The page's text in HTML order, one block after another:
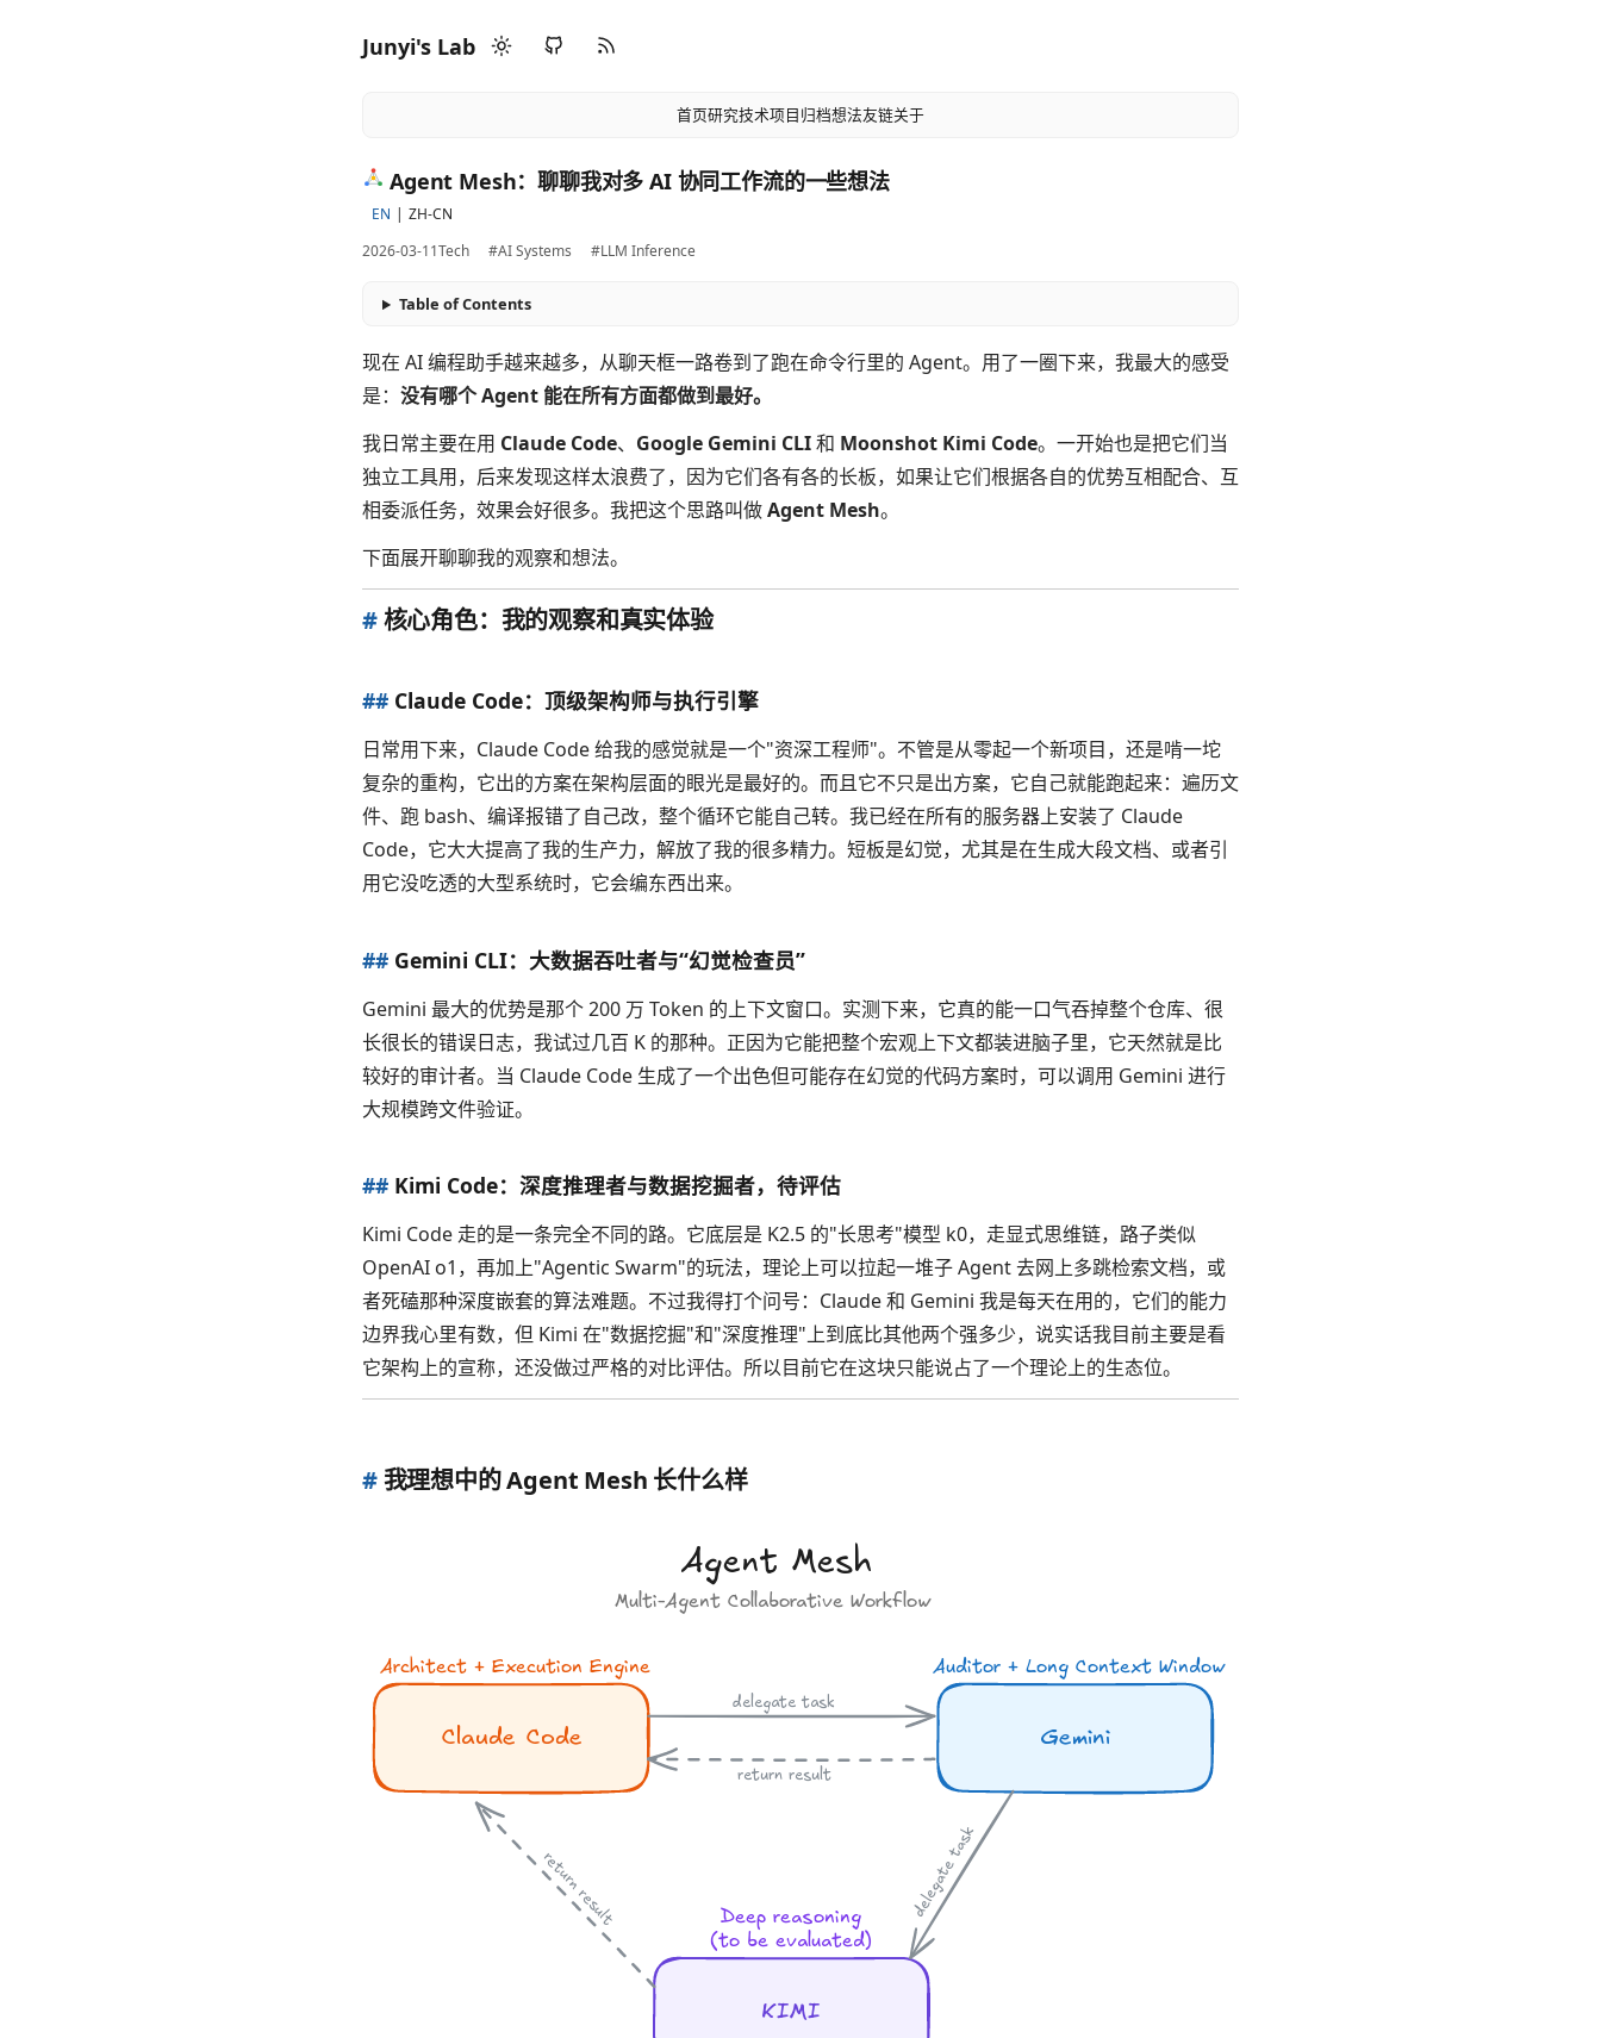
Junyi's Lab
首页研究技术项目归档想法友链关于
Agent Mesh：聊聊我对多 AI 协同工作流的一些想法
EN
ZH-CN
2026-03-11Tech #AI Systems #LLM Inference
Table of Contents
现在 AI 编程助手越来越多，从聊天框一路卷到了跑在命令行里的 Agent。用了一圈下来，我最大的感受
是： 没有哪个 Agent 能在所有方面都做到最好。
我日常主要在用 Claude Code、 Google Gemini CLI和 Moonshot Kimi Code。一开始也是把它们当
独立工具用，后来发现这样太浪费了，因为它们各有各的长板，如果让它们根据各自的优势互相配合、互
相委派任务，效果会好很多。我把这个思路叫做Agent Mesh。
下面展开聊聊我的观察和想法。
#核心角色：我的观察和真实体验
## Claude Code：顶级架构师与执行引擎
日常用下来，Claude Code 给我的感觉就是一个"资深工程师"。不管是从零起一个新项目，还是啃一坨
复杂的重构，它出的方案在架构层面的眼光是最好的。而且它不只是出方案，它自己就能跑起来：遍历文
件、跑 bash、编译报错了自己改，整个循环它能自己转。我已经在所有的服务器上安装了 Claude
Code，它大大提高了我的生产力，解放了我的很多精力。短板是幻觉，尤其是在生成大段文档、或者引
用它没吃透的大型系统时，它会编东西出来。
## Gemini CLI：大数据吞吐者与“幻觉检查员”
Gemini 最大的优势是那个 200 万 Token 的上下文窗口。实测下来，它真的能一口气吞掉整个仓库、很
长很长的错误日志，我试过几百 K 的那种。正因为它能把整个宏观上下文都装进脑子里，它天然就是比
较好的审计者。当 Claude Code 生成了一个出色但可能存在幻觉的代码方案时，可以调用 Gemini 进行
大规模跨文件验证。
## Kimi Code：深度推理者与数据挖掘者，待评估
Kimi Code 走的是一条完全不同的路。它底层是 K2.5 的"长思考"模型 k0，走显式思维链，路子类似
OpenAI o1，再加上"Agentic Swarm"的玩法，理论上可以拉起一堆子 Agent 去网上多跳检索文档，或
者死磕那种深度嵌套的算法难题。不过我得打个问号：Claude 和 Gemini 我是每天在用的，它们的能力
边界我心里有数，但 Kimi 在"数据挖掘"和"深度推理"上到底比其他两个强多少，说实话我目前主要是看
它架构上的宣称，还没做过严格的对比评估。所以目前它在这块只能说占了一个理论上的生态位。
#我理想中的 Agent Mesh 长什么样